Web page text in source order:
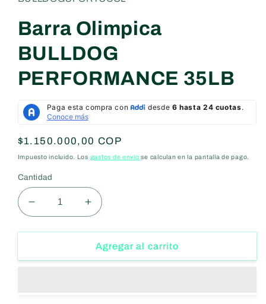
Barra Olimpica
BULLDOG
PERFORMANCE 35LB
Precio
habitual
$1.150.000,00 COP
Impuesto incluido. Los gastos de envío se calculan en la pantalla de pago.
Cantidad
Reducir
cantidad
para
Olimpica
Aumentar
cantidad
para
Barra
Olimpica
Agregar al carrito